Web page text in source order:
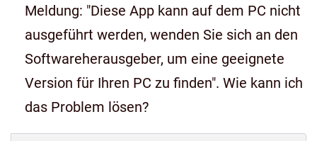
Meldung: "Diese App kann auf dem PC nicht
ausgeführt werden, wenden Sie sich an den
Softwareherausgeber, um eine geeignete
Version für Ihren PC zu finden". Wie kann ich
das Problem lösen?